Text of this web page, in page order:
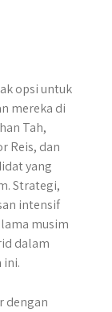
opsi untuk
mereka di
Tah,
Reis, dan
yang
Strategi,
intensif
musim
dalam
ini.
dengan